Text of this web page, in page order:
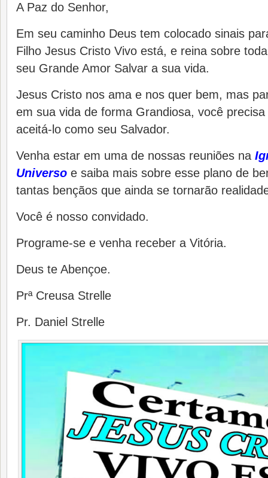
A Paz do Senhor,
Em seu caminho Deus tem colocado sinais
Filho Jesus Cristo Vivo está, e reina sobre
seu Grande Amor Salvar a sua vida.
Jesus Cristo nos ama e nos quer bem, mas
em sua vida de forma Grandiosa, você
aceitá-lo como seu Salvador.
Venha estar em uma de nossas reuniões na
Universo e saiba mais sobre esse plano de
tantas bençãos que ainda se tornarão
Você é nosso convidado.
Programe-se e venha receber a Vitória.
Deus te Abençoe.
Prª Creusa Strelle
Pr. Daniel Strelle